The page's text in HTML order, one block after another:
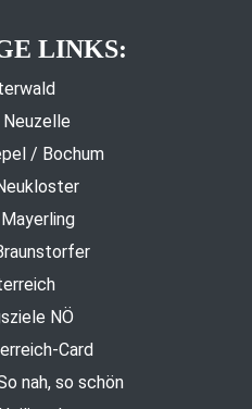
LINKS:
/ Bochum
NÖ
Card
nah, so schön